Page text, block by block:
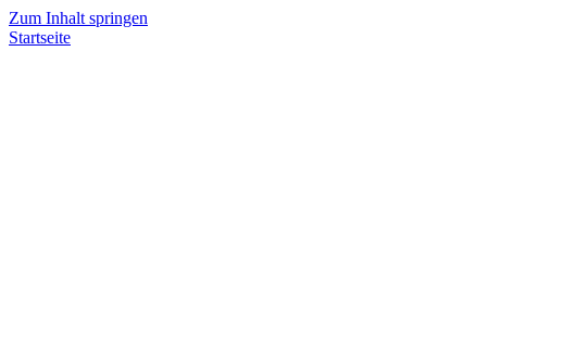
Zum Inhalt springen
Startseite